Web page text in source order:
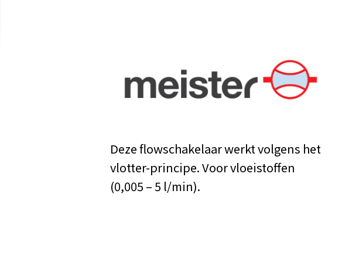
Deze flowschakelaar werkt volgens het
vlotter-principe. Voor vloeistoffen
(0,005 – 5 l/min).